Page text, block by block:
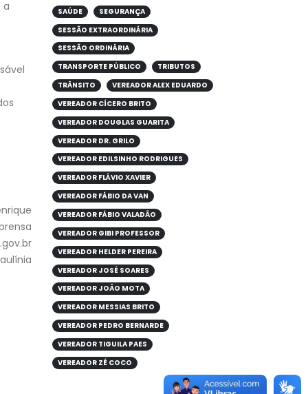
a
SAÚDE
SEGURANÇA
SESSÃO EXTRAORDINÁRIA
SESSÃO ORDINÁRIA
TRANSPORTE PÚBLICO
TRIBUTOS
TRÂNSITO
VEREADOR ALEX EDUARDO
VEREADOR CÍCERO BRITO
VEREADOR DOUGLAS GUARITA
VEREADOR DR. GRILO
VEREADOR EDILSINHO RODRIGUES
VEREADOR FLÁVIO XAVIER
VEREADOR FÁBIO DA VAN
VEREADOR FÁBIO VALADÃO
VEREADOR GIBI PROFESSOR
VEREADOR HELDER PEREIRA
VEREADOR JOSÉ SOARES
VEREADOR JOÃO MOTA
VEREADOR MESSIAS BRITO
VEREADOR PEDRO BERNARDE
VEREADOR TIGUILA PAES
VEREADOR ZÉ COCO